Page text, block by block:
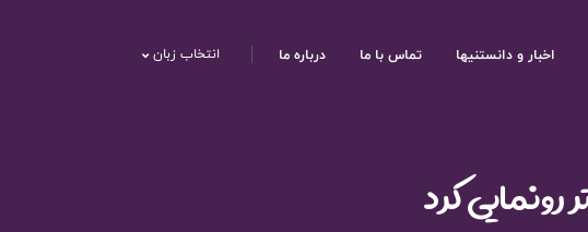
اخبار و دانستنیها تماس با ما درباره ما انتخاب زبان